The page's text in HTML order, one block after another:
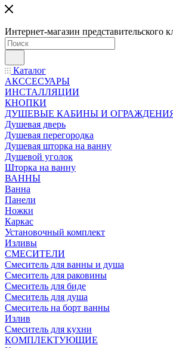
Интернет-магазин представительского
Каталог
АКССЕСУАРЫ
ИНСТАЛЛЯЦИИ
КНОПКИ
ДУШЕВЫЕ КАБИНЫ И
Душевая дверь
Душевая перегородка
Душевая шторка на ванну
Душевой уголок
Шторка на ванну
ВАННЫ
Ванна
Панели
Ножки
Каркас
Установочный комплект
Изливы
СМЕСИТЕЛИ
Смеситель для ванны и душа
Смеситель для раковины
Смеситель для биде
Смеситель для душа
Смеситель на борт ванны
Излив
Смеситель для кухни
КОМПЛЕКТУЮЩИЕ